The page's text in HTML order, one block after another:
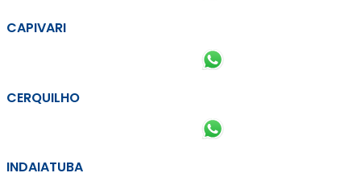
CAPIVARI
CERQUILHO
INDAIATUBA